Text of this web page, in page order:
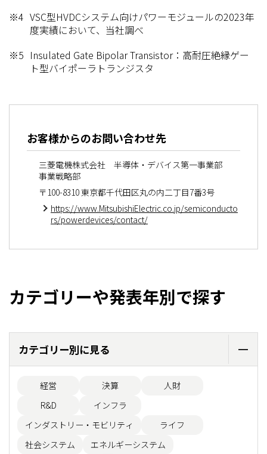
※4 VSC型HVDCシステム向けパワーモジュールの2023年
度実績において、当社調べ
※5 Insulated Gate Bipolar Transistor：高耐圧絶縁ゲー
ト型バイポーラトランジスタ
お客様からのお問い合わせ先
三菱電機株式会社 半導体・デバイス第一事業部
事業戦略部
〒100-8310 東京都千代田区丸の内二丁目7番3号
https://www.MitsubishiElectric.co.jp/semiconducto
rs/powerdevices/contact/
カテゴリーや発表年別で探す
カテゴリー別に見る
経営 決算
人財
R&D
インフラ
インダストリー・モビリティ
ライフ
社会システム
エネルギーシステム